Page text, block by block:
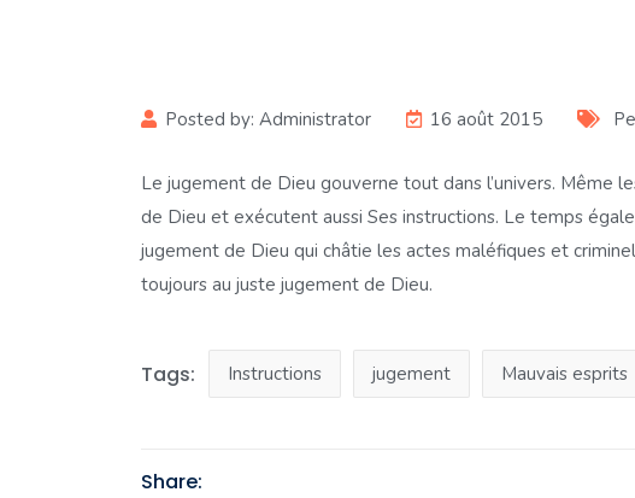
Posted by: Administrator 16 août 2015
Le jugement de Dieu gouverne tout dans l’univers. Même
de Dieu et exécutent aussi Ses instructions. Le temps
jugement de Dieu qui châtie les actes maléfiques et
toujours au juste jugement de Dieu.
Tags: Instructions jugement Mauvais esprits
Share: